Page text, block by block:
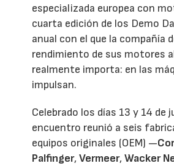
especializada europea con
cuarta edición de los Demo
anual con el que la compañía
rendimiento de sus motores
realmente importa: en las
impulsan.
Celebrado los días 13 y 14 de
encuentro reunió a seis
equipos originales (OEM) —
Palfinger,Vermeer,Wacker